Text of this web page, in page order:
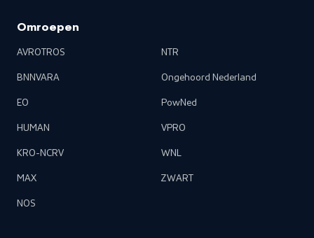
Omroepen
AVROTROS
BNNVARA
EO
HUMAN
KRO-NCRV
MAX
NOS
NTR
Ongehoord Nederland
PowNed
VPRO
WNL
ZWART